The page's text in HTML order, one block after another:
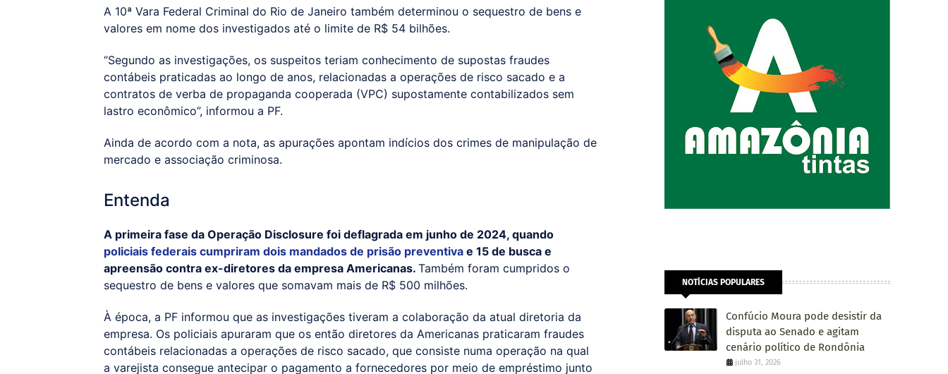
A 10ª Vara Federal Criminal do Rio de Janeiro também determinou o sequestro de bens e
valores em nome dos investigados até o limite de R$ 54 bilhões.
“Segundo as investigações, os suspeitos teriam conhecimento de supostas fraudes
contábeis praticadas ao longo de anos, relacionadas a operações de risco sacado e a
contratos de verba de propaganda cooperada (VPC) supostamente contabilizados sem
lastro econômico”, informou a PF.
Ainda de acordo com a nota, as apurações apontam indícios dos crimes de manipulação de
mercado e associação criminosa.
Entenda
A primeira fase da Operação Disclosure foi deflagrada em junho de 2024, quando
policiais federais cumpriram dois mandados de prisão preventiva e 15 de busca e
apreensão contra ex-diretores da empresa Americanas. Também foram cumpridos o
sequestro de bens e valores que somavam mais de R$ 500 milhões.
À época, a PF informou que as investigações tiveram a colaboração da atual diretoria da
empresa. Os policiais apuraram que os então diretores da Americanas praticaram fraudes
contábeis relacionadas a operações de risco sacado, que consiste numa operação na qual
a varejista consegue antecipar o pagamento a fornecedores por meio de empréstimo junto
NOTÍCIAS POPULARES
Confúcio Moura pode desistir da
disputa ao Senado e agitam
cenário político de Rondônia
julho 31, 2026